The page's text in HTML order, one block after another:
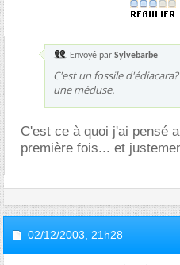
Envoyé par Sylvebarbe
C'est un fossile
une méduse.
C'est ce à quoi j'ai pensé
première fois... et
02/12/2003, 21h28